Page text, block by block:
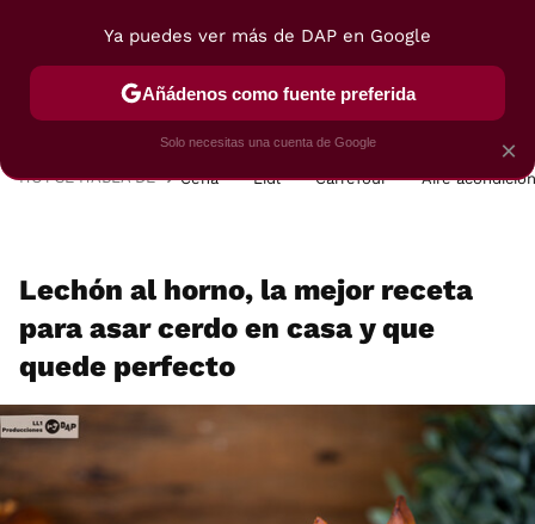
POSTRES VIAJES SELECCIÓN VEGUI
HOY SE HABLA DE Cena Lidl Carrefour Aire
Lechón al horno, la mejor receta
para asar cerdo en casa y que
quede perfecto
×
Ya puedes ver más de DAP en Google
Añádenos como fuente preferida
Solo necesitas una cuenta de Google